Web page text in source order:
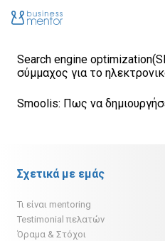
Search engine
σύμμαχος για το
Smoolis: Πως να
Σχετικά με εμάς
Τι είναι mentoring
Testimonial πελατών
Όραμα & Στόχοι